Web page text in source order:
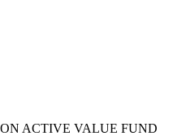
ACTIVE VALUE FUND